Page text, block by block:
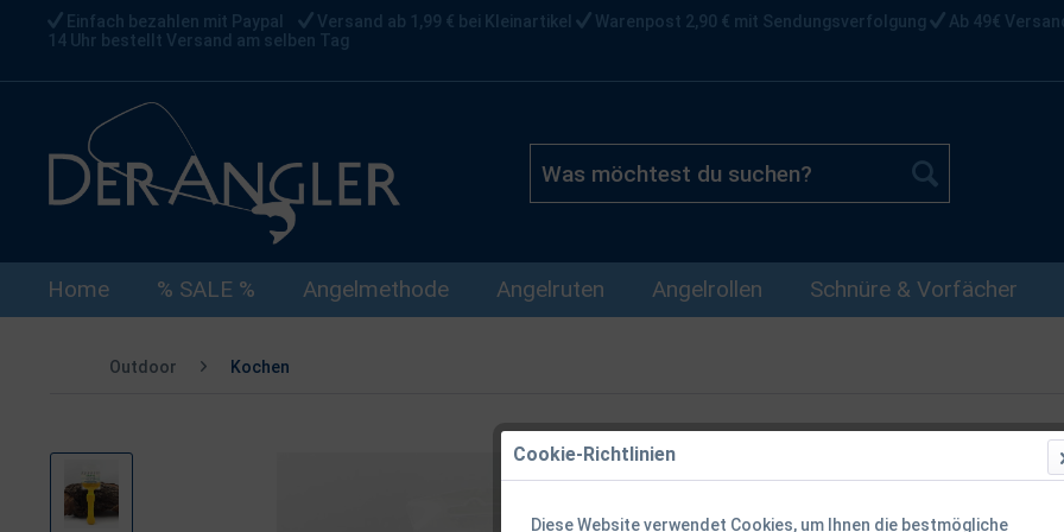
Einfach bezahlen mit Paypal Versand ab 1,99 € bei Kleinartikel Warenpost 2,90 € mit Sendungsverfolgung Ab 49€
14 Uhr bestellt Versand am selben Tag
Home % SALE % Angelmethode Angelruten Angelrollen Schnüre & Vorfächer
Outdoor Kochen
Balzer
Filetiergabel
Cookie-Richtlinien
Diese Website verwendet Cookies, um Ihnen die bestmögliche